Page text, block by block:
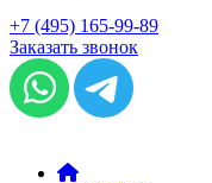
+7 (495) 165-99-89
Заказать звонок